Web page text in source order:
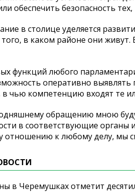
обеспечить безопасность
в столице уделяется
в каком районе они
функций любого
оперативно
в чью компетенцию входят те
обращению мною
в соответствующие органы
отношению к любому делу, мы
в Черемушках отметит